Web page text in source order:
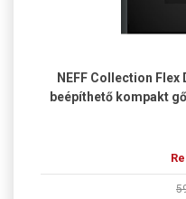
NEFF Collection
beépíthető kompakt